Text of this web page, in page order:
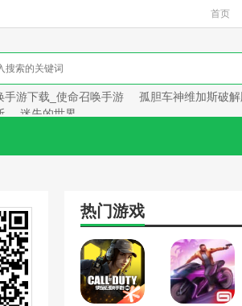
首页
手游下载_使命召唤手游
孤胆车神维加斯破
迷失的世界
热门游戏